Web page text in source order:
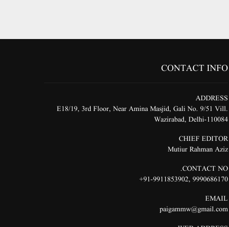
CONTACT INFO
ADDRESS
E18/19, 3rd Floor, Near Amina Masjid, Gali No. 9/51 Vill.
Wazirabad, Delhi-110084
CHIEF EDITOR
Mutiur Rahman Aziz
CONTACT NO.
9990686170
,
91-9911853902+
EMAIL
paigammw@gmail.com